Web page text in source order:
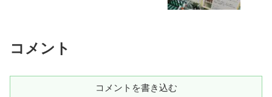
コメント
コメントを書き込む